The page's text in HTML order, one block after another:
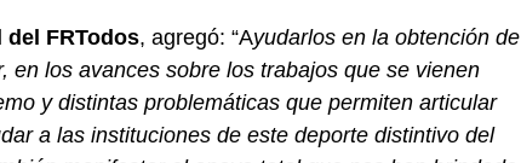
FRTodos, agregó: “Ayudarlos en la obtención de
en los avances sobre los trabajos que se vienen
y distintas problemáticas que permiten articular
a las instituciones de este deporte distintivo del